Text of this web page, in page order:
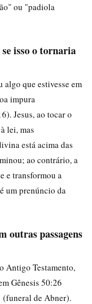
ou "padiola
isso o tornaria
que estivesse em
impura
Jesus, ao tocar o
lei, mas
está acima das
ao contrário, a
e transformou a
um prenúncio da
outras passagens
Antigo Testamento,
Gênesis 50:26
(funeral de Abner).